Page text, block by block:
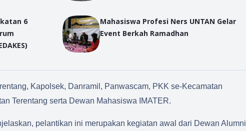
6
Mahasiswa Profesi Ners UNTAN Gelar
Event Berkah Ramadhan
Kapolsek, Danramil, Panwascam, PKK se-Kecamatan
Terentang serta Dewan Mahasiswa IMATER.
pelantikan ini merupakan kegiatan awal dari Dewan Alumni